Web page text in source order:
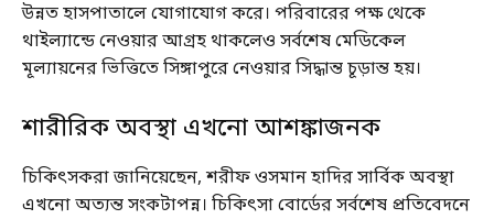
উন্নত হাসপাতালে যোগাযোগ করে। পরিবারের পক্ষ থেকে
থাইল্যান্ডে নেওয়ার আগ্রহ থাকলেও সর্বশেষ মেডিকেল
মূল্যায়নের ভিত্তিতে সিঙ্গাপুরে নেওয়ার সিদ্ধান্ত চূড়ান্ত হয়।
শারীরিক অবস্থা এখনো আশঙ্কাজনক
চিকিৎসকরা জানিয়েছেন, শরীফ ওসমান হাদির সার্বিক অবস্থা
এখনো অত্যন্ত সংকটাপন্ন। চিকিৎসা বোর্ডের সর্বশেষ প্রতিবেদনে